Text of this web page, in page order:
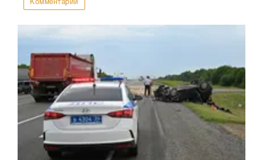
Комментарии